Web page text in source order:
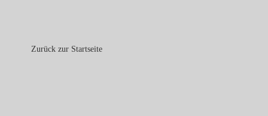
Zurück zur Startseite